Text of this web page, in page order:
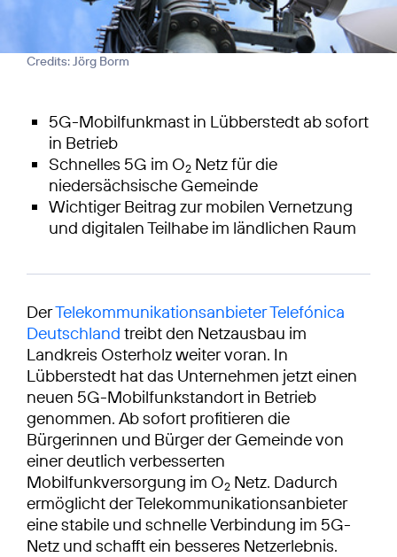
Credits: Jörg Borm
5G-Mobilfunkmast in Lübberstedt ab sofort
in Betrieb
Schnelles 5G im O2 Netz für die
niedersächsische Gemeinde
Wichtiger Beitrag zur mobilen Vernetzung
und digitalen Teilhabe im ländlichen Raum
DerTelekommunikationsanbieter Telefónica
Deutschland treibt den Netzausbau im
Landkreis Osterholz weiter voran. In
Lübberstedt hat das Unternehmen jetzt einen
neuen 5G-Mobilfunkstandort in Betrieb
genommen. Ab sofort profitieren die
Bürgerinnen und Bürger der Gemeinde von
einer deutlich verbesserten
Mobilfunkversorgung im O2 Netz. Dadurch
ermöglicht der Telekommunikationsanbieter
eine stabile und schnelle Verbindung im 5G-
Netz und schafft ein besseres Netzerlebnis.